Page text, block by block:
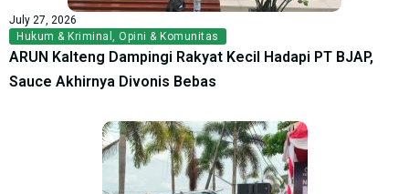
July 27, 2026
Hukum & Kriminal , Opini & Komunitas
ARUN Kalteng Dampingi Rakyat Kecil Hadapi PT BJAP,
Sauce Akhirnya Divonis Bebas